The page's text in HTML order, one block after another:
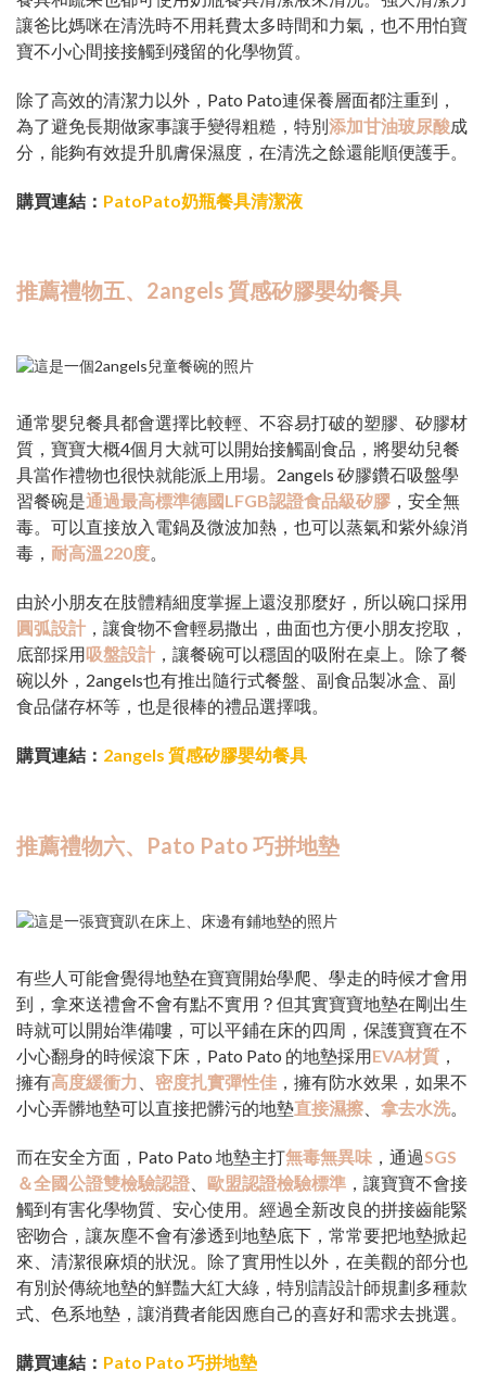
讓爸比媽咪在清洗時不用耗費太多時間和力氣，也不用怕寶
寶不小心間接接觸到殘留的化學物質。
除了高效的清潔力以外，Pato Pato連保養層面都注重到，
為了避免長期做家事讓手變得粗糙，特別添加甘油玻尿酸成
分，能夠有效提升肌膚保濕度，在清洗之餘還能順便護手。
購買連結： PatoPato奶瓶餐具清潔液
推薦禮物五、2angels 質感矽膠嬰幼餐具
通常嬰兒餐具都會選擇比較輕、不容易打破的塑膠、矽膠材
質，寶寶大概4個月大就可以開始接觸副食品，將嬰幼兒餐
具當作禮物也很快就能派上用場。2angels 矽膠鑽石吸盤學
習餐碗是通過最高標準德國LFGB認證食品級矽膠 ，安全無
毒。可以直接放入電鍋及微波加熱，也可以蒸氣和紫外線消
毒， 耐高溫220度。
由於小朋友在肢體精細度掌握上還沒那麼好，所以碗口採用
圓弧設計 ，讓食物不會輕易撒出，曲面也方便小朋友挖取，
底部採用吸盤設計 ，讓餐碗可以穩固的吸附在桌上。除了餐
碗以外，2angels也有推出隨行式餐盤、副食品製冰盒、副
食品儲存杯等，也是很棒的禮品選擇哦。
購買連結： 2angels 質感矽膠嬰幼餐具
推薦禮物六、Pato Pato 巧拼地墊
有些人可能會覺得地墊在寶寶開始學爬、學走的時候才會用
到，拿來送禮會不會有點不實用？但其實寶寶地墊在剛出生
時就可以開始準備嘍，可以平鋪在床的四周，保護寶寶在不
小心翻身的時候滾下床，Pato Pato 的地墊採用EVA材質 ，
擁有高度緩衝力 密度扎實彈性佳 ，擁有防水效果，如果不
小心弄髒地墊可以直接把髒污的地墊直接濕擦 拿去水洗。
而在安全方面，Pato Pato 地墊主打無毒無異味 ，通過SGS
＆全國公證雙檢驗認證
歐盟認證檢驗標準 ，讓寶寶不會接
觸到有害化學物質、安心使用。經過全新改良的拼接齒能緊
密吻合，讓灰塵不會有滲透到地墊底下，常常要把地墊掀起
來、清潔很麻煩的狀況。除了實用性以外，在美觀的部分也
有別於傳統地墊的鮮豔大紅大綠，特別請設計師規劃多種款
式、色系地墊，讓消費者能因應自己的喜好和需求去挑選。
購買連結： Pato Pato 巧拼地墊